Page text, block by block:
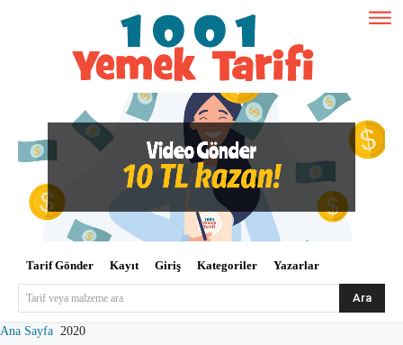
Tarif Gönder Kayıt Giriş Kategoriler Yazarlar
Tarif veya malzeme ara Ara
Ana Sayfa 2020